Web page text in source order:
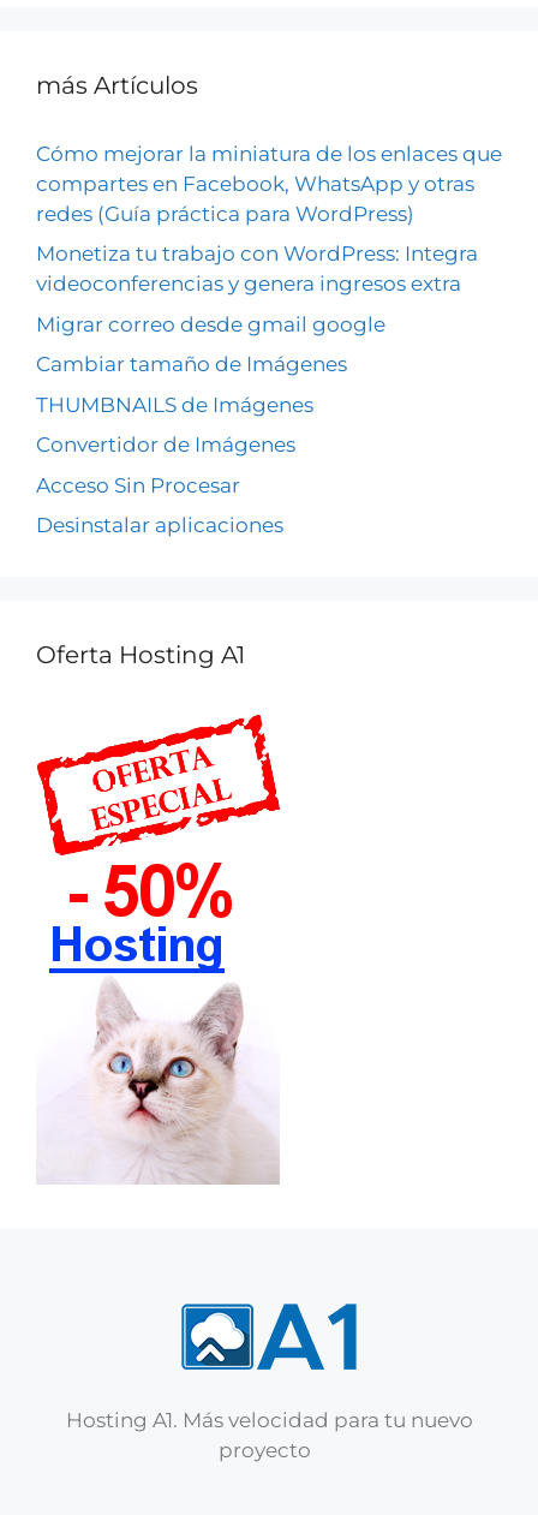
más Artículos
Cómo mejorar la miniatura de los enlaces que
compartes en Facebook, WhatsApp y otras
redes (Guía práctica para WordPress)
Monetiza tu trabajo con WordPress: Integra
videoconferencias y genera ingresos extra
Migrar correo desde gmail google
Cambiar tamaño de Imágenes
THUMBNAILS de Imágenes
Convertidor de Imágenes
Acceso Sin Procesar
Desinstalar aplicaciones
Oferta Hosting A1
Hosting A1. Más velocidad para tu nuevo
proyecto